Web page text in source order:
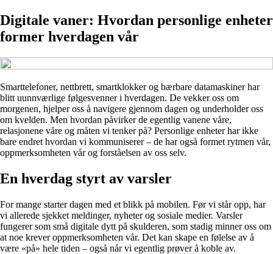
Digitale vaner: Hvordan personlige enheter
former hverdagen vår
Smarttelefoner, nettbrett, smartklokker og bærbare datamaskiner har
blitt uunnværlige følgesvenner i hverdagen. De vekker oss om
morgenen, hjelper oss å navigere gjennom dagen og underholder oss
om kvelden. Men hvordan påvirker de egentlig vanene våre,
relasjonene våre og måten vi tenker på? Personlige enheter har ikke
bare endret hvordan vi kommuniserer – de har også formet rytmen vår,
oppmerksomheten vår og forståelsen av oss selv.
En hverdag styrt av varsler
For mange starter dagen med et blikk på mobilen. Før vi står opp, har
vi allerede sjekket meldinger, nyheter og sosiale medier. Varsler
fungerer som små digitale dytt på skulderen, som stadig minner oss om
at noe krever oppmerksomheten vår. Det kan skape en følelse av å
være «på» hele tiden – også når vi egentlig prøver å koble av.